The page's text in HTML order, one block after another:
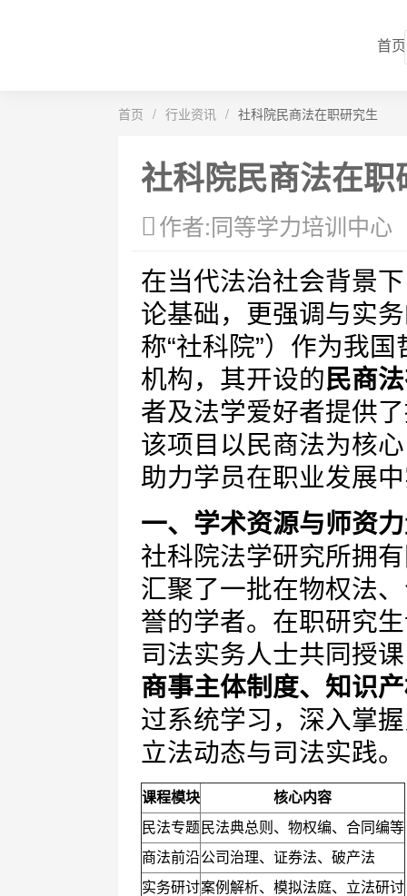
首页
首页 / 行业资讯 / 社科院民商法在职研究生
社科院民商法在职
作者:同等学力培训中心
在当代法治社会背景
论基础，更强调与实
称“社科院”）作为我
机构，其开设的民商
者及法学爱好者提供
该项目以民商法为核
助力学员在职业发展
一、学术资源与师资
社科院法学研究所拥
汇聚了一批在物权法
誉的学者。在职研究
司法实务人士共同授
商事主体制度、知识
过系统学习，深入掌
立法动态与司法实践。
课程模块
核心内容
民法专题 民法典总则、物权编、合同编等
商法前沿公司治理、证券法、破产法
实务研讨案例解析、模拟法庭、立法研讨